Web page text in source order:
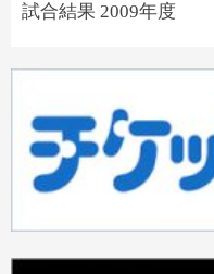
試合結果 2009年度